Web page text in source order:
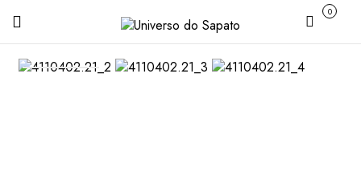
Carrinho
0